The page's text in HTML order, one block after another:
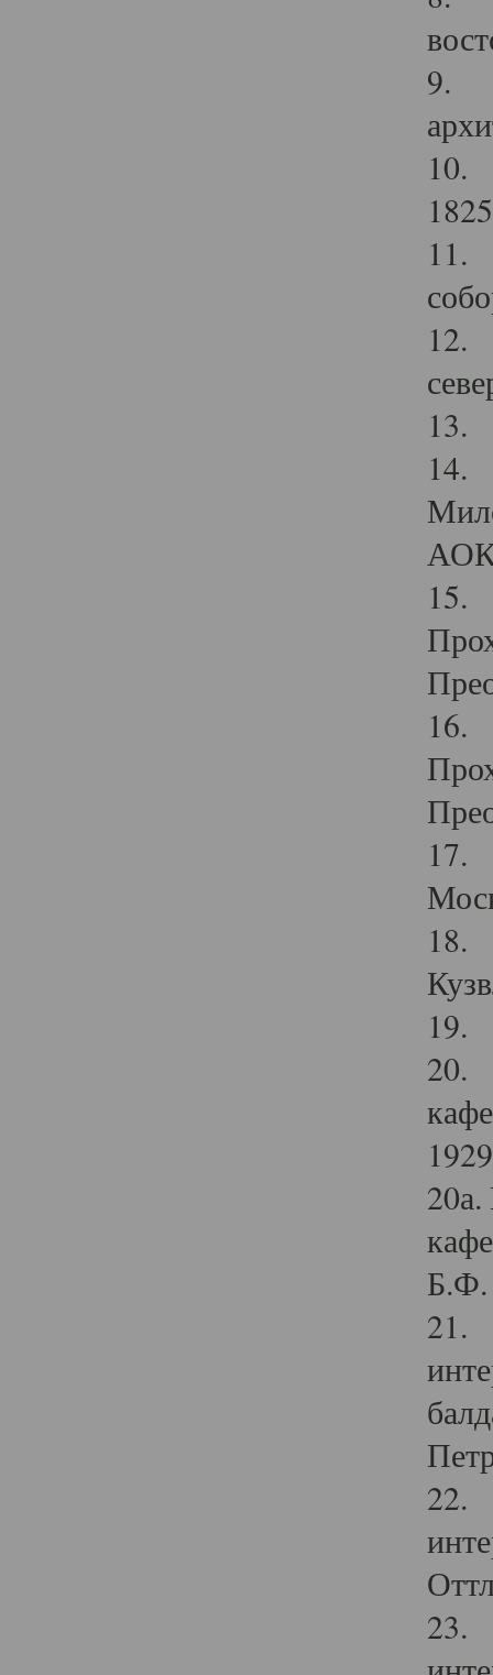
9.
10.
11.
12.
13.
14.
15.
16.
17.
18.
19.
20.
Б.Ф.
21.
22.
23.